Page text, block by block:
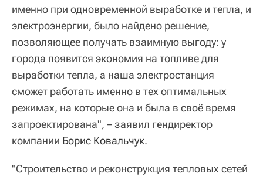
именно при одновременной выработке и тепла, и
электроэнергии, было найдено решение,
позволяющее получать взаимную выгоду: у
города появится экономия на топливе для
выработки тепла, а наша электростанция
сможет работать именно в тех оптимальных
режимах, на которые она и была в своё время
запроектирована", – заявил гендиректор
компании Борис Ковальчук.
"Строительство и реконструкция тепловых сетей